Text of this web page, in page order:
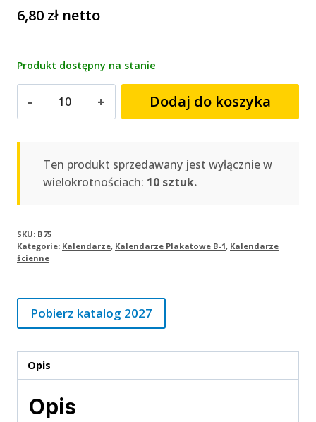
6,80 zł netto
Produkt dostępny na stanie
Kalendarz
WAKACJE
Dodaj do koszyka
Ten produkt sprzedawany jest wyłącznie w
wielokrotnościach: 10 sztuk.
SKU: B75
Kategorie: Kalendarze, Kalendarze Plakatowe B-1, Kalendarze
ścienne
Pobierz katalog 2027
Opis
Opis